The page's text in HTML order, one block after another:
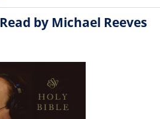
by Michael Reeves